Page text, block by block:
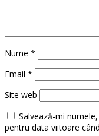
Nume *
Email *
Site web
Salvează-mi
pentru data viitoare